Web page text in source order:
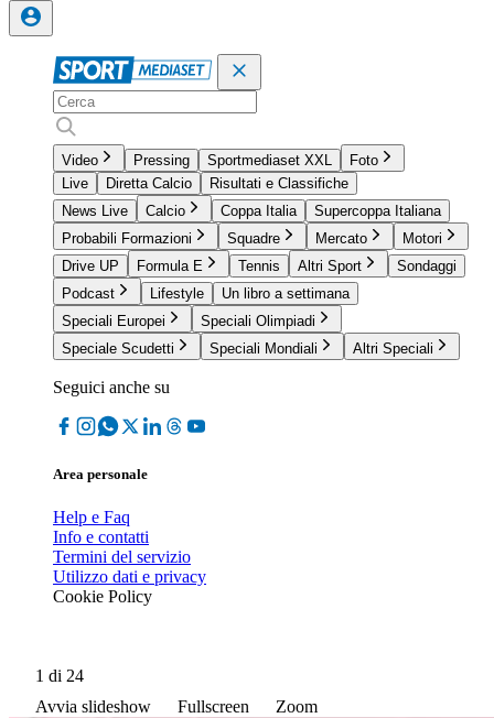
Video Pressing Sportmediaset XXL
Foto
Live
Diretta Calcio
Risultati e Classifiche
News Live
Calcio Coppa Italia
Supercoppa Italiana
Probabili Formazioni
Squadre Mercato
Motori
Drive UP
Formula E Tennis Altri Sport
Sondaggi
Podcast
Lifestyle
Un libro a settimana
Speciali Europei
Speciali Olimpiadi
Speciale Scudetti
Speciali Mondiali Altri Speciali
Seguici anche su
Area personale
Help e Faq
Info e contatti
Termini del servizio
Utilizzo dati e privacy
Cookie Policy
1 di 24
Avvia slideshow
Fullscreen Zoom